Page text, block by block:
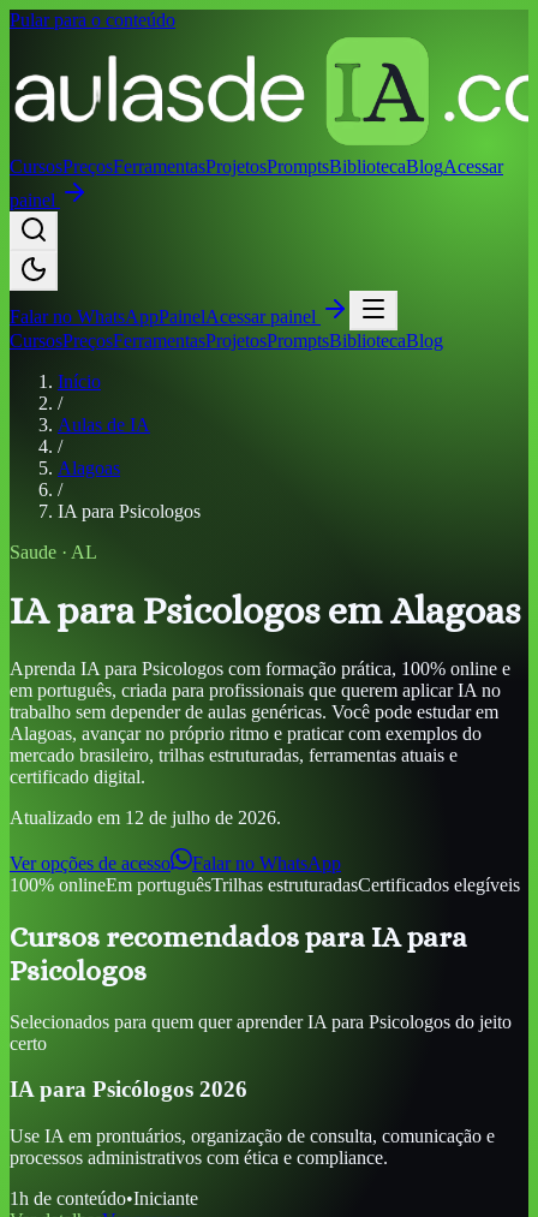
Pular para o conteúdo
CursosPreçosFerramentasProjetosPromptsBibliotecaBlogAcessar
painel
Falar no WhatsAppPainelAcessar painel
CursosPreçosFerramentasProjetosPromptsBibliotecaBlog
Início
/
Aulas de IA
/
Alagoas
/
IA para Psicologos
Saude · AL
IA para Psicologos em Alagoas
Aprenda IA para Psicologos com formação prática, 100% online e
em português, criada para profissionais que querem aplicar IA no
trabalho sem depender de aulas genéricas. Você pode estudarem
Alagoas, avançar no próprio ritmo e praticar com exemplos do
mercado brasileiro, trilhas estruturadas, ferramentas atuais e
certificado digital.
Atualizado em 12 de julho de 2026.
Ver opções de acesso
Falar no WhatsApp
100% onlineEm portuguêsTrilhas estruturadasCertificados elegíveis
Cursos recomendados para IA para
Psicologos
Selecionados para quem quer aprenderIA para Psicologos do jeito
certo
IA para Psicólogos 2026
Use IA em prontuários, organização de consulta, comunicação e
processos administrativos com ética e compliance.
1h de conteúdo•Iniciante